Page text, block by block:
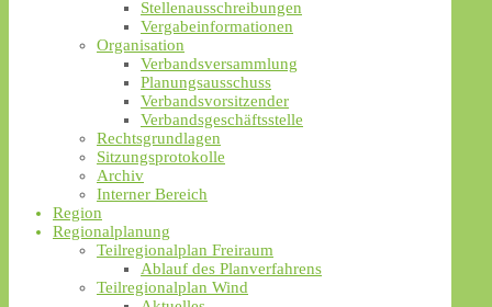
Stellenausschreibungen
Vergabeinformationen
Organisation
Verbandsversammlung
Planungsausschuss
Verbandsvorsitzender
Verbandsgeschäftsstelle
Rechtsgrundlagen
Sitzungsprotokolle
Archiv
Interner Bereich
Region
Regionalplanung
Teilregionalplan Freiraum
Ablauf des Planverfahrens
Teilregionalplan Wind